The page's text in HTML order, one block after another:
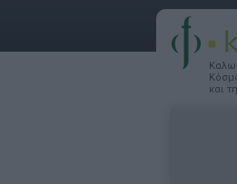
και